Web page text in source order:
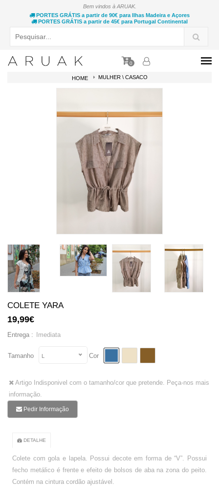
Bem vindos à ARUAK.
PORTES GRÁTIS a partir de 90€ para Ilhas Madeira e Açores
PORTES GRÁTIS a partir de 45€ para Portugal Continental
0
HOME MULHER \ CASACO
COLETE YARA
19,99€
Entrega : Imediata
Tamanho Cor
Artigo Indisponivel com o tamanho/cor que pretende. Peça-nos mais
informação.
Pedir Informação
DETALHE
Colete com gola e lapela. Possui decote em forma de “V”. Possui
fecho metálico é frente e efeito de bolsos de aba na zona do peito.
Contém na cintura cordão ajustável.